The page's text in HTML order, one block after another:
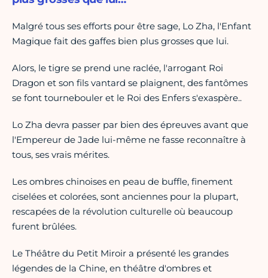
Malgré tous ses efforts pour être sage, Lo Zha, l'Enfant
Magique fait des gaffes bien plus grosses que lui.
Alors, le tigre se prend une raclée, l'arrogant Roi
Dragon et son fils vantard se plaignent, des fantômes
se font tournebouler et le Roi des Enfers s'exaspère..
Lo Zha devra passer par bien des épreuves avant que
l'Empereur de Jade lui-même ne fasse reconnaître à
tous, ses vrais mérites.
Les ombres chinoises en peau de buffle, finement
ciselées et colorées, sont anciennes pour la plupart,
rescapées de la révolution culturelle où beaucoup
furent brûlées.
Le Théâtre du Petit Miroir a présenté les grandes
légendes de la Chine, en théâtre d'ombres et